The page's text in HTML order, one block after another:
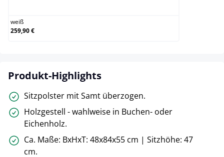
weiß
259,90 €
Produkt-Highlights
Sitzpolster mit Samt überzogen.
Holzgestell - wahlweise in Buchen- oder
Eichenholz.
Ca. Maße: BxHxT: 48x84x55 cm | Sitzhöhe: 47
cm.